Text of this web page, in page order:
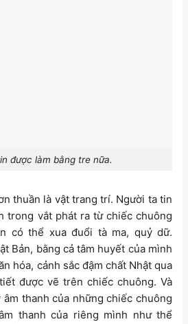
được làm bằng tre nữa.
thuần là vật trang trí. Người ta tin
trong vắt phát ra từ chiếc chuông
có thể xua đuổi tà ma, quỷ dữ.
Bản, bằng cả tâm huyết của mình
hóa, cảnh sắc đậm chất Nhật qua
được vẽ trên chiếc chuông. Và
thanh của những chiếc chuông
thanh của riêng mình như thể